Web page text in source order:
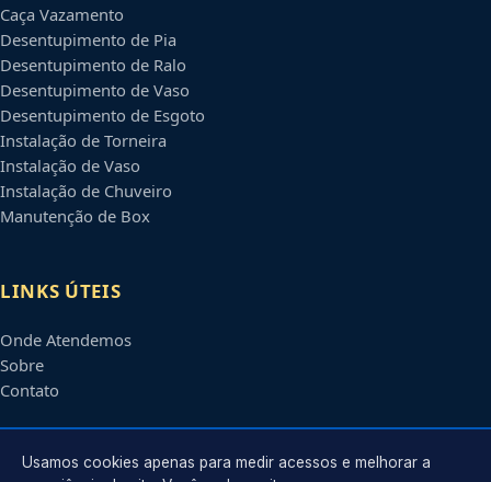
Caça Vazamento
Desentupimento de Pia
Desentupimento de Ralo
Desentupimento de Vaso
Desentupimento de Esgoto
Instalação de Torneira
Instalação de Vaso
Instalação de Chuveiro
Manutenção de Box
LINKS ÚTEIS
Onde Atendemos
Sobre
Contato
CONTATO
Usamos cookies apenas para medir acessos e melhorar a